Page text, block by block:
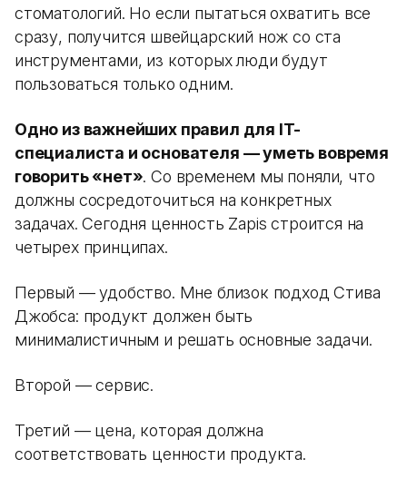
стоматологий. Но если пытаться охватить все
сразу, получится швейцарский нож со ста
инструментами, из которых люди будут
пользоваться только одним.
Одно из важнейших правил для IT-
специалиста и основателя — уметь вовремя
говорить «нет». Со временем мы поняли, что
должны сосредоточиться на конкретных
задачах. Сегодня ценность Zapis строится на
четырех принципах.
Первый — удобство. Мне близок подход Стива
Джобса: продукт должен быть
минималистичным и решать основные задачи.
Второй — сервис.
Третий — цена, которая должна
соответствовать ценности продукта.